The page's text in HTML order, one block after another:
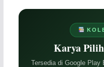
Karya
Tersedia di Google